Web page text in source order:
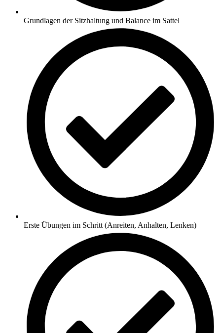
Grundlagen der Sitzhaltung und Balance im Sattel
Erste Übungen im Schritt (Anreiten, Anhalten, Lenken)